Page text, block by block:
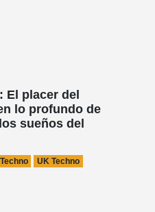
El placer del
lo profundo de
sueños del
Techno UK Techno